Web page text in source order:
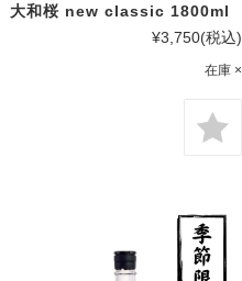
大和桜 new classic 1800ml
¥3,750(税込)
在庫 ×